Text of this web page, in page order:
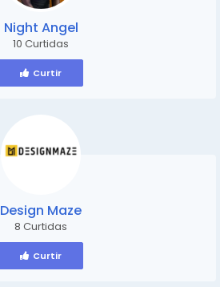
Night Angel
10 Curtidas
Curtir
Design Maze
8 Curtidas
Curtir